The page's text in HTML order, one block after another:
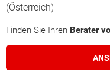
(Österreich)
Finden Sie Ihren Berater